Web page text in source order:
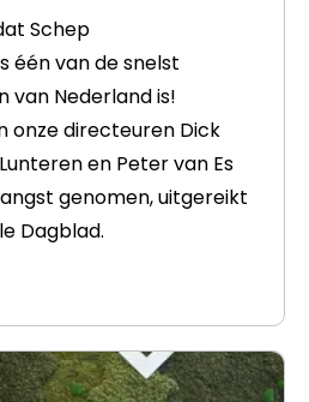
Schep
één van de snelst
van Nederland is!
onze directeuren Dick
en Peter van Es
genomen, uitgereikt
Dagblad.